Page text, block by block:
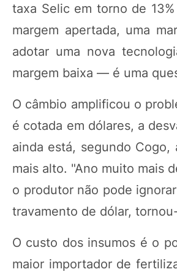
taxa Selic em torno de
margem apertada, uma
adotar uma nova
margem baixa — é uma
O câmbio amplificou o
é cotada em dólares, a
ainda está, segundo
mais alto. "Ano muito mais
o produtor não pode
travamento de dólar,
O custo dos insumos é o
maior importador de